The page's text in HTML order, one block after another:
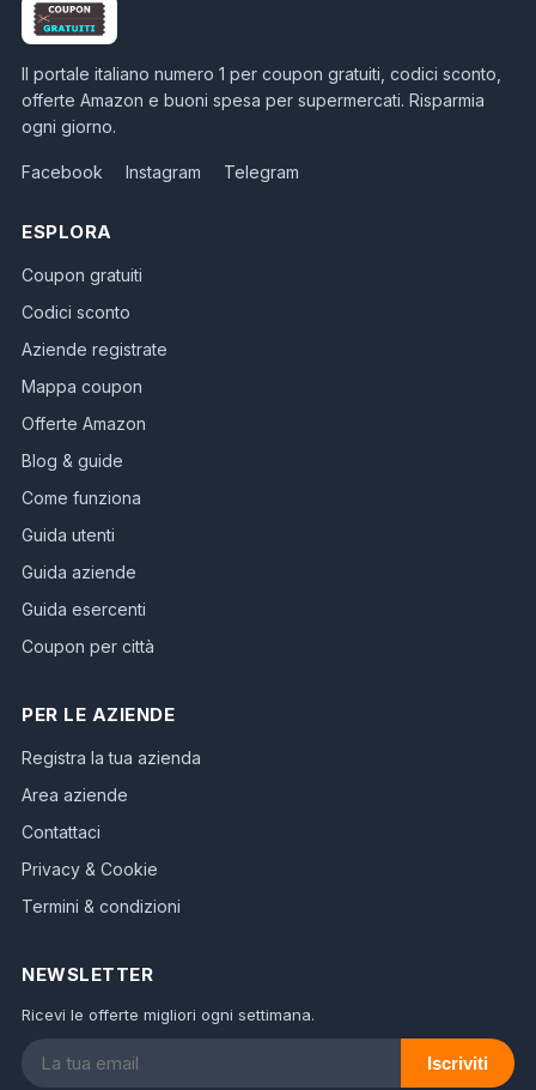
Il portale italiano numero 1 per coupon gratuiti, codici sconto,
offerte Amazon e buoni spesa per supermercati. Risparmia
ogni giorno.
Facebook Instagram Telegram
ESPLORA
Coupon gratuiti
Codici sconto
Aziende registrate
Mappa coupon
Offerte Amazon
Blog & guide
Come funziona
Guida utenti
Guida aziende
Guida esercenti
Coupon per città
PER LE AZIENDE
Registra la tua azienda
Area aziende
Contattaci
Privacy & Cookie
Termini & condizioni
NEWSLETTER
Ricevi le offerte migliori ogni settimana.
Iscriviti